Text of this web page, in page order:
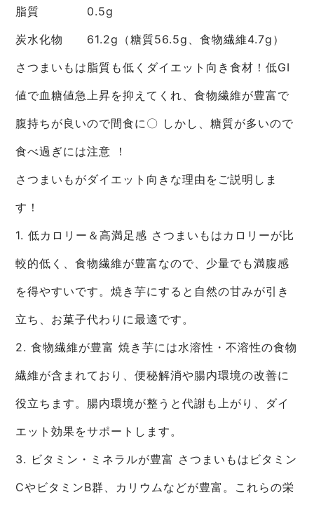
脂質 0.5g
炭水化物 61.2g（糖質56.5g、食物繊維4.7g）
さつまいもは脂質も低くダイエット向き食材！低GI
値で血糖値急上昇を抑えてくれ、食物繊維が豊富で
腹持ちが良いので間食に〇 しかし、糖質が多いので
食べ過ぎには注意 ！
さつまいもがダイエット向きな理由をご説明しま
す！
1. 低カロリー＆高満足感 さつまいもはカロリーが比
較的低く、食物繊維が豊富なので、少量でも満腹感
を得やすいです。焼き芋にすると自然の甘みが引き
立ち、お菓子代わりに最適です。
2. 食物繊維が豊富 焼き芋には水溶性・不溶性の食物
繊維が含まれており、便秘解消や腸内環境の改善に
役立ちます。腸内環境が整うと代謝も上がり、ダイ
エット効果をサポートします。
3. ビタミン・ミネラルが豊富 さつまいもはビタミン
CやビタミンB群、カリウムなどが豊富。これらの栄